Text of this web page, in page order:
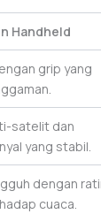
Handheld
grip yang
satelit dan
yang stabil.
dengan
cuaca.